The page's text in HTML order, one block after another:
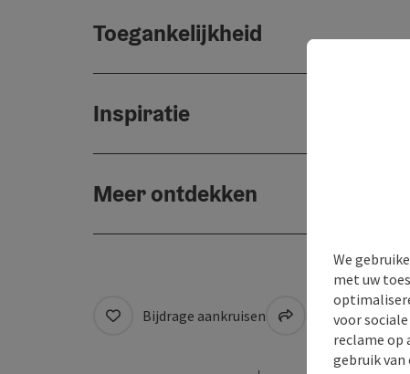
Toegankelijkheid
Inspiratie
Meer ontdekken
Bijdrage aankruisen Naar favorieten
We
met uw
voor
reclame op
gebruik van